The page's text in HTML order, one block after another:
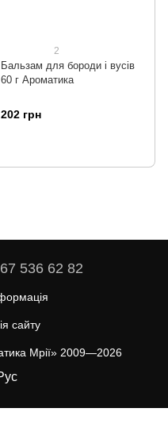
2
Бальзам для бороди і вусів
60 г Ароматика
202 грн
536 62 82
сайту
Мрії» 2009—2026